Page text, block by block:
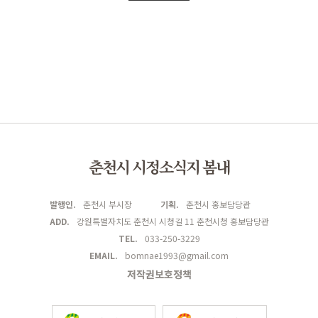
춘천시 시정소식지 봄내
발행인. 춘천시 부시장 기획.
춘천시 홍보담당관
ADD.
강원특별자치도 춘천시 시청길 11 춘천시청 홍보담당관
TEL.
033-250-3229
EMAIL.
bomnae1993@gmail.com
저작권보호정책